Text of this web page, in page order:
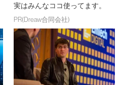
実はみんなココ使ってます。
PR(Dreaw合同会社)